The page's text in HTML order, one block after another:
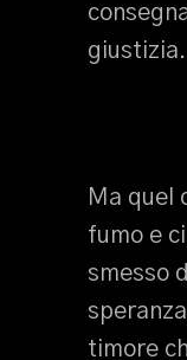
giustizia.
Ma quel
fumo e
smesso
timore